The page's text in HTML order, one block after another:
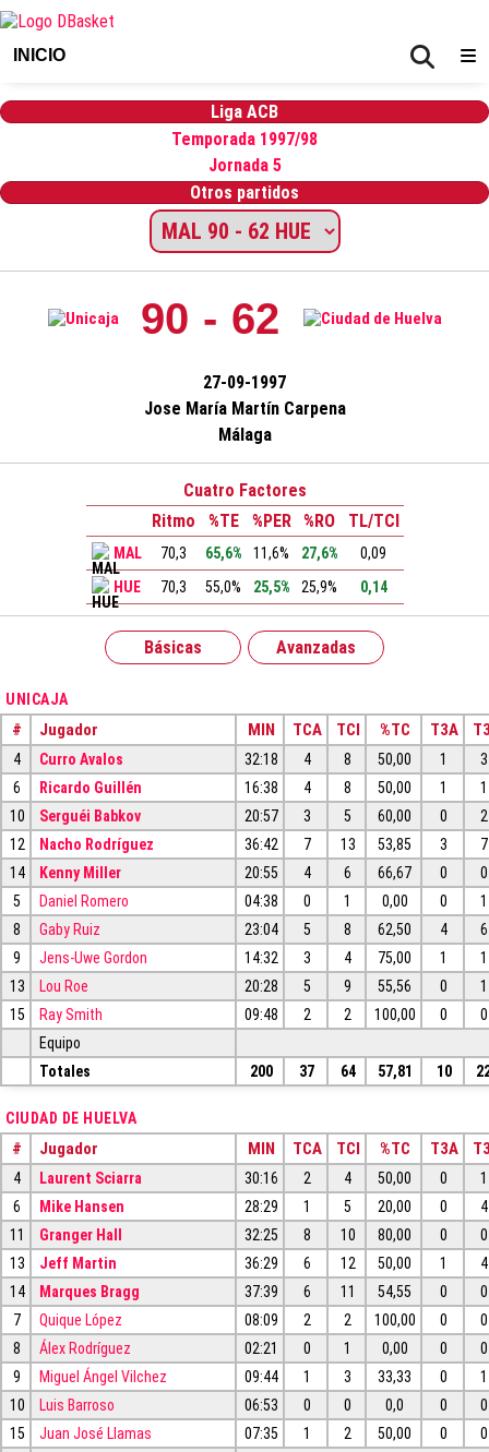
INICIO
Liga ACB
Temporada 1997/98
Jornada 5
Otros partidos
90 - 62
27-09-1997
Jose María Martín Carpena
Málaga
Cuatro Factores
Ritmo
%TE %PER %RO TL/TCI
MAL 70,3 65,6% 11,6% 27,6%
0,09
HUE
70,3 55,0% 25,5% 25,9% 0,14
Básicas Avanzadas
UNICAJA
# Jugador MIN TCA TCI %TC T3A
4 Curro Avalos 32:18 4 8 50,00 1
3
6
Ricardo Guillén 16:38 4 8 50,00 1
1
10
Serguéi Babkov 20:57 3 5 60,00 0
2
12
Nacho Rodríguez 36:42 7 13 53,85 3
7
14
Kenny Miller 20:55 4 6 66,67 0
0
5
Daniel Romero 04:38 0 1 0,00 0
1
8
Gaby Ruiz 23:04 5 8 62,50 4
6
9
Jens-Uwe Gordon 14:32 3 4 75,00 1
1
13
Lou Roe 20:28 5 9 55,56 0
1
15
Ray Smith 09:48 2 2 100,00 0
0
Equipo
Totales
200 37 64 57,81 10
CIUDAD DE HUELVA
# Jugador MIN TCA TCI %TC T3A
4 Laurent Sciarra 30:16 2 4 50,00 0
1
6
Mike Hansen 28:29 1 5 20,00 0
4
11
Granger Hall 32:25 8 10 80,00 0
0
13
Jeff Martin 36:29 6 12 50,00 1
4
14
Marques Bragg 37:39 6 11 54,55 0
0
7
Quique López 08:09 2 2 100,00 0
0
8
Álex Rodríguez 02:21 0 1 0,00 0
0
9
Miguel Ángel Vilchez 09:44 1 3 33,33 0
1
10
Luis Barroso 06:53 0 0 0,0 0
0
15
Juan José Llamas 07:35 1 2 50,00 0
0